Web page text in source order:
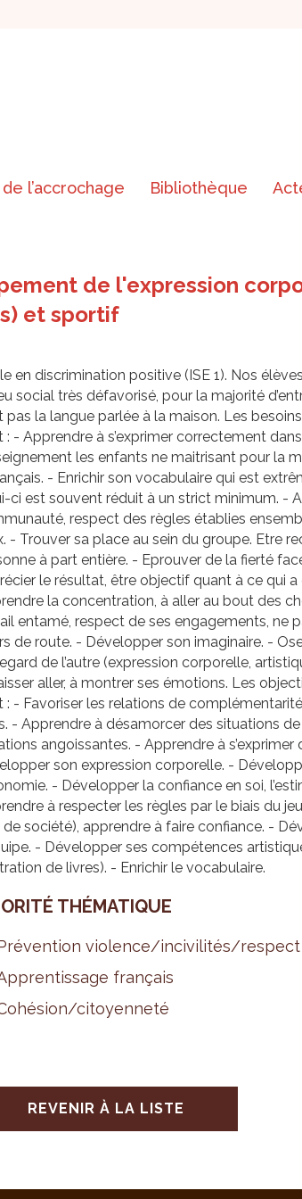
l’accrochage Bibliothèque
de l'expression
et sportif
en discrimination positive (ISE 1). Nos
social très défavorisé, pour la majorité
pas la langue parlée à la maison. Les
: - Apprendre à s’exprimer correctement
les enfants ne maitrisant pour la
- Enrichir son vocabulaire qui est
ci est souvent réduit à un strict minimum. -
respect des règles établies
- Trouver sa place au sein du groupe. Etre
à part entière. - Eprouver de la fierté
le résultat, être objectif quant à ce qui a
la concentration, à aller au bout des
entamé, respect de ses engagements, ne
de route. - Développer son imaginaire. -
de l’autre (expression corporelle,
aller, à montrer ses émotions. Les
: - Favoriser les relations de
- Apprendre à désamorcer des situations
angoissantes. - Apprendre à s’exprimer
son expression corporelle. -
- Développer la confiance en soi,
à respecter les règles par le biais du
de société), apprendre à faire confiance. -
- Développer ses compétences
de livres). - Enrichir le vocabulaire.
THÉ­MA­TIQUE
vio­lence/inci­vi­li­tés/res­pect
fran­çais
citoyen­neté
REVENIR À LA LISTE